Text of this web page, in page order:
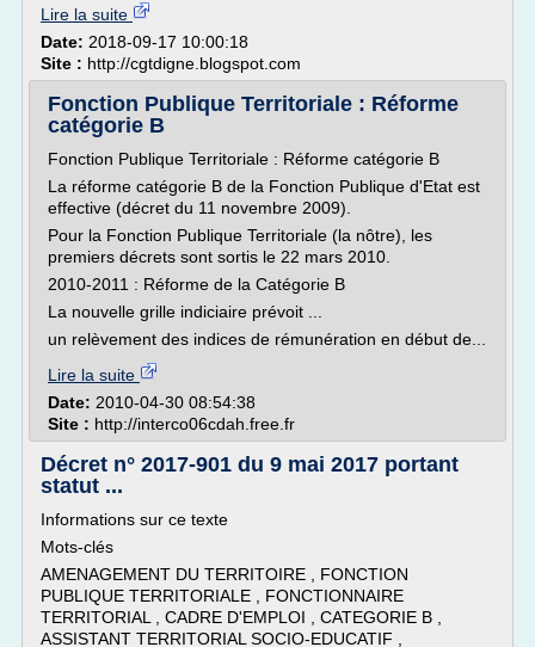
Lire la suite
Date: 2018-09-17 10:00:18
Site : http://cgtdigne.blogspot.com
Fonction Publique Territoriale : Réforme
catégorie B
Fonction Publique Territoriale : Réforme catégorie B
La réforme catégorie B de la Fonction Publique d'Etat est
effective (décret du 11 novembre 2009).
Pour la Fonction Publique Territoriale (la nôtre), les
premiers décrets sont sortis le 22 mars 2010.
2010-2011 : Réforme de la Catégorie B
La nouvelle grille indiciaire prévoit ...
un relèvement des indices de rémunération en début de...
Lire la suite
Date: 2010-04-30 08:54:38
Site : http://interco06cdah.free.fr
Décret n° 2017-901 du 9 mai 2017 portant
statut ...
Informations sur ce texte
Mots-clés
AMENAGEMENT DU TERRITOIRE , FONCTION
PUBLIQUE TERRITORIALE , FONCTIONNAIRE
TERRITORIAL , CADRE D'EMPLOI , CATEGORIE B ,
ASSISTANT TERRITORIAL SOCIO-EDUCATIF ,